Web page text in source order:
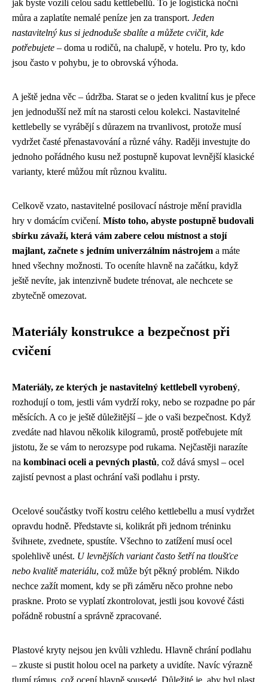
jak byste vozili celou sadu kettlebellů. To je logistická noční
můra a zaplatíte nemalé peníze jen za transport. Jeden
nastavitelný kus si jednoduše sbalíte a můžete cvičit, kde
potřebujete – doma u rodičů, na chalupě, v hotelu. Pro ty, kdo
jsou často v pohybu, je to obrovská výhoda.
A ještě jedna věc – údržba. Starat se o jeden kvalitní kus je přece
jen jednodušší než mít na starosti celou kolekci. Nastavitelné
kettlebelly se vyrábějí s důrazem na trvanlivost, protože musí
vydržet časté přenastavování a různé váhy. Raději investujte do
jednoho pořádného kusu než postupně kupovat levnější klasické
varianty, které můžou mít různou kvalitu.
Celkově vzato, nastavitelné posilovací nástroje mění pravidla
hry v domácím cvičení. Místo toho, abyste postupně budovali
sbírku závaží, která vám zabere celou místnost a stojí
majlant, začnete s jedním univerzálním nástrojem a máte
hned všechny možnosti. To oceníte hlavně na začátku, když
ještě nevíte, jak intenzivně budete trénovat, ale nechcete se
zbytečně omezovat.
Materiály konstrukce a bezpečnost při
cvičení
Materiály, ze kterých je nastavitelný kettlebell vyrobený,
rozhodují o tom, jestli vám vydrží roky, nebo se rozpadne po pár
měsících. A co je ještě důležitější – jde o vaši bezpečnost. Když
zvedáte nad hlavou několik kilogramů, prostě potřebujete mít
jistotu, že se vám to nerozsype pod rukama. Nejčastěji narazíte
na kombinaci oceli a pevných plastů, což dává smysl – ocel
zajistí pevnost a plast ochrání vaši podlahu i prsty.
Ocelové součástky tvoří kostru celého kettlebellu a musí vydržet
opravdu hodně. Představte si, kolikrát při jednom tréninku
švihнete, zvednete, spustíte. Všechno to zatížení musí ocel
spolehlivě unést. U levnějších variant často šetří na tloušťce
nebo kvalitě materiálu, což může být pěkný problém. Nikdo
nechce zažít moment, kdy se při záměru něco prohne nebo
praskne. Proto se vyplatí zkontrolovat, jestli jsou kovové části
pořádně robustní a správně zpracované.
Plastové kryty nejsou jen kvůli vzhledu. Hlavně chrání podlahu
– zkuste si pustit holou ocel na parkety a uvidíte. Navíc výrazně
tlumí rámus, což ocení hlavně sousedé. Důležité je, aby byl plast